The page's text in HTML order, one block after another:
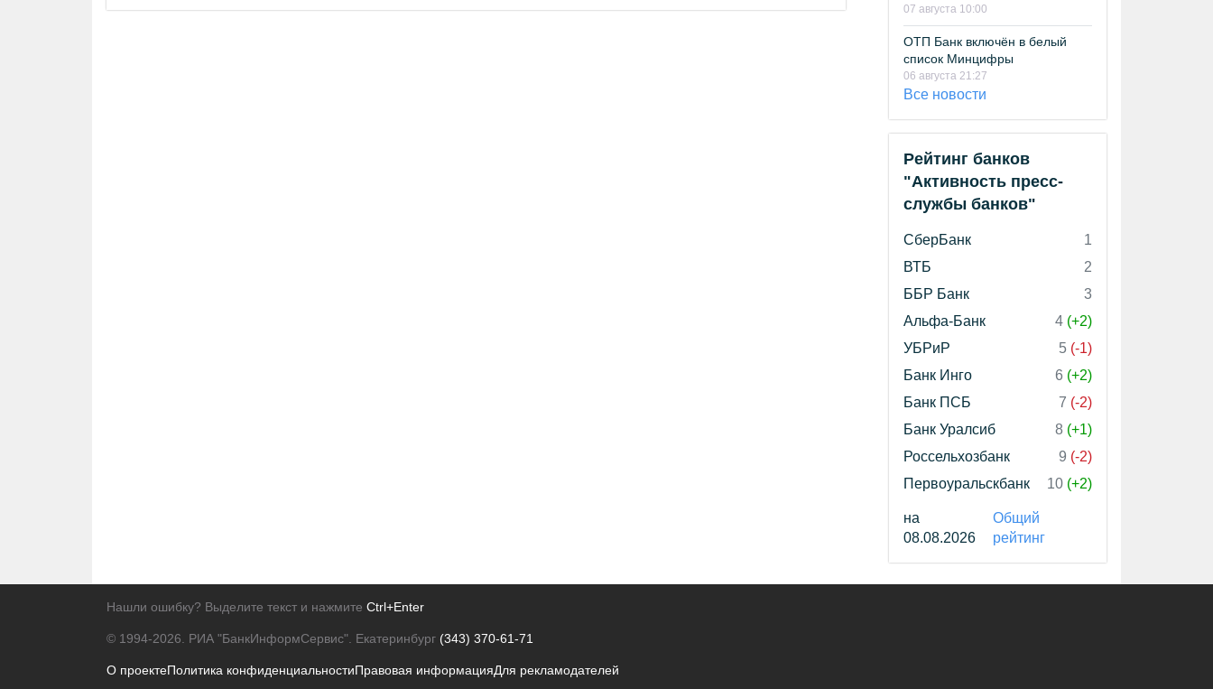
07 августа 10:00
ОТП Банк включён в белый
список Минцифры
06 августа 21:27
Все новости
Рейтинг банков
"Активность пресс-
службы банков"
СберБанк
1
ВТБ
2
ББР Банк
3
Альфа-Банк
4 (+2)
УБРиР
5 (-1)
Банк Инго
6 (+2)
Банк ПСБ
7 (-2)
Банк Уралсиб
8 (+1)
Россельхозбанк
9 (-2)
Первоуральскбанк
10 (+2)
на
08.08.2026
Общий
рейтинг
Нашли ошибку? Выделите текст и нажмите Ctrl+Enter
© 1994-2026. РИА "БанкИнформСервис". Екатеринбург (343) 370-61-71
О проектеПолитика конфиденциальностиПравовая информацияДля рекламодателей